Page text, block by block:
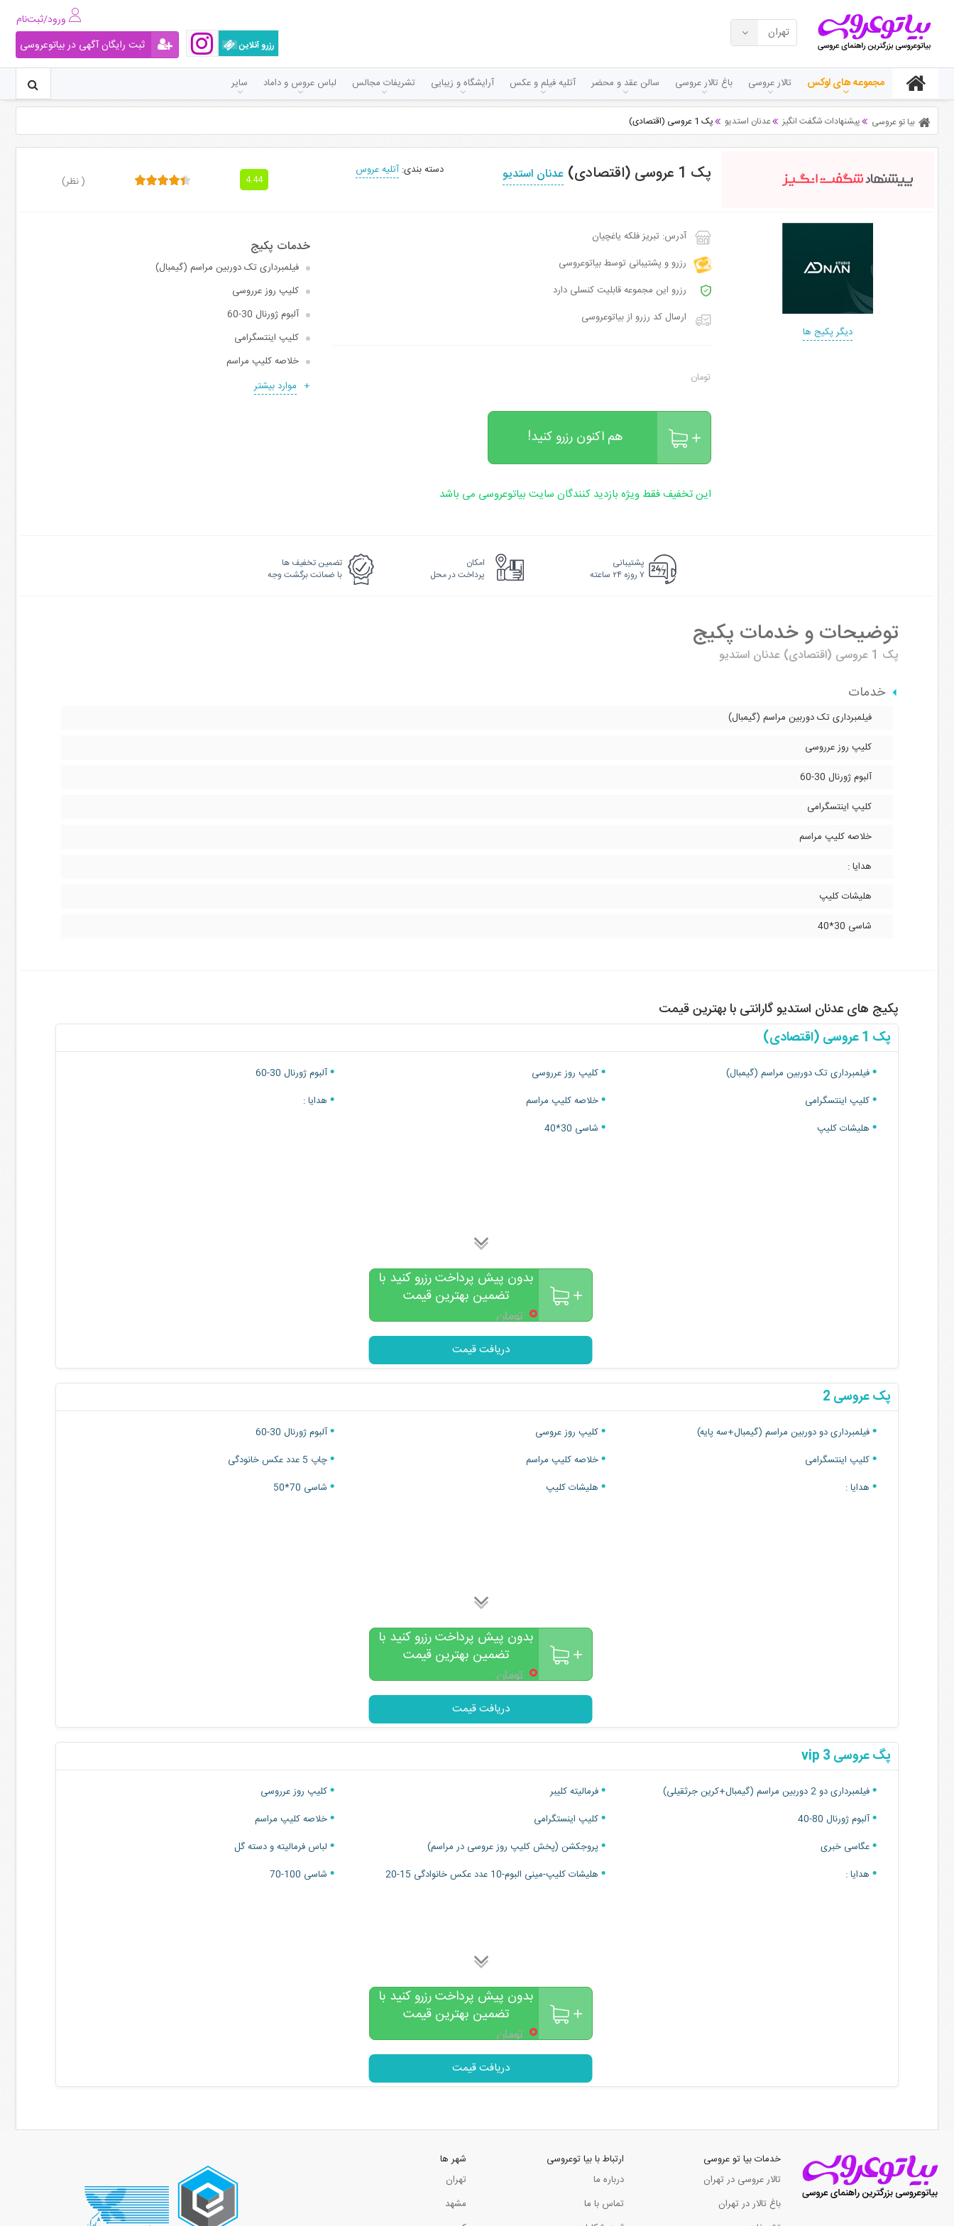
تهران
رزرو آنلاین
ثبت رایگان آگهی در بیاتوعروسی
مجموعه های لوکس تالار عروسی باغ تالار عروسی سالن عقد و محضر آتلیه فیلم و عکس آرایشگاه و زیبایی تشریفات مجالس لباس عروس و داماد سایر
بیا تو عروسی پیشنهادات شگفت انگیز عدنان استدیو پک 1 عروسی (اقتصادی)
پک 1 عروسی (اقتصادی) عدنان استدیو دسته بندی: آتلیه عروس
4.44 ( نظر)
دیگر پکیج ها
آدرس: تبریز فلکه یاغچیان
رزرو و پشتیبانی توسط بیاتوعروسی
رزرو این مجموعه قابلیت کنسلی دارد
ارسال کد رزرو از بیاتوعروسی
تومان
هم اکنون رزرو کنید!
این تخفیف فقط ویژه بازدید کنندگان سایت بیاتوعروسی می باشد
فیلمبرداری تک دوربین مراسم (گیمبال)
کلیپ روز عرروسی
آلبوم ژورنال 30-60
کلیپ اینتسگرامی
خلاصه کلیپ مراسم
موارد بیشتر
پشتیبانی
۷ روزه ۲۴ ساعته
امکان
پرداخت در محل
تضمین تخفیف ها
با ضمانت برگشت وجه
توضیحات و خدمات پکیج
پک 1 عروسی (اقتصادی) عدنان استدیو
خدمات
فیلمبرداری تک دوربین مراسم (گیمبال)
کلیپ روز عرروسی
آلبوم ژورنال 30-60
کلیپ اینتسگرامی
خلاصه کلیپ مراسم
هدایا :
هلیشات کلیپ
شاسی 30*40
پکیج های عدنان استدیو گارانتی با بهترین قیمت
پک 1 عروسی (اقتصادی)
فیلمبرداری تک دوربین مراسم (گیمبال) کلیپ روز عرروسی
آلبوم ژورنال 30-60
کلیپ اینتسگرامی
خلاصه کلیپ مراسم
هدایا :
هلیشات کلیپ
شاسی 30*40
بدون پیش پرداخت رزرو کنید با
تضمین بهترین قیمت
۰تومان
دریافت قیمت
پک عروسی 2
فیلمبرداری دو دوربین مراسم (گیمبال+سه پایه) کلیپ روز عروسی
آلبوم ژورنال 30-60
کلیپ اینتسگرامی
خلاصه کلیپ مراسم
چاپ 5 عدد عکس خانودگی
هدایا :
هلیشات کلیپ شاسی 70*50
بدون پیش پرداخت رزرو کنید با
تضمین بهترین قیمت
۰تومان
دریافت قیمت
پگ عروسی 3 vip
فیلمبرداری دو 2 دوربین مراسم (گیمبال+کرین جرثقیلی) فرمالیته کلیبر
کلیپ روز عرروسی
آلبوم ژورنال 80-40
کلیپ اینستگرامی
خلاصه کلیپ مراسم
عگاسی خبری
پروجکشن (پخش کلیپ روز عروسی در مراسم)
لباس فرمالیته و دسته گل
هدایا :
هلیشات کلیپ-مینی البوم-10 عدد عکس خانوادگی 15-20 شاسی 100-70
بدون پیش پرداخت رزرو کنید با
تضمین بهترین قیمت
۰تومان
دریافت قیمت
خدمات بیا تو عروسی
تالار عروسی در تهران
باغ تالار در تهران
ارتباط با بیا توعروسی
درباره ما
تماس با ما
شهر ها
تهران
مشهد